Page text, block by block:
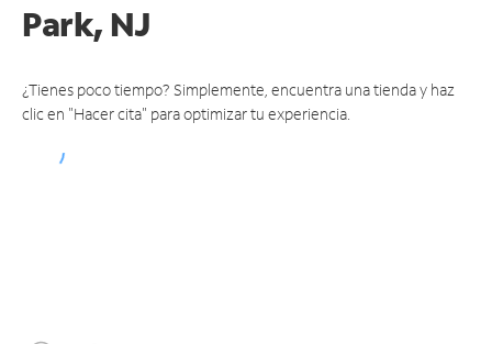
Park, NJ
¿Tienes poco tiempo? Simplemente, encuentra una tienda y haz
clic en "Hacer cita" para optimizar tu experiencia.